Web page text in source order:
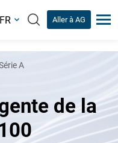
FR Aller à AG
A
de la